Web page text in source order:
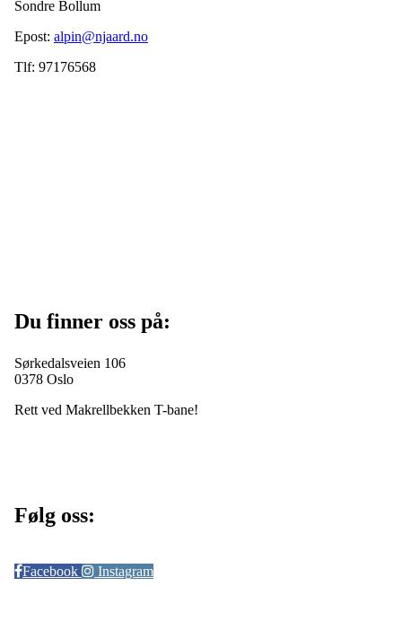
Sondre Bollum
Epost: alpin@njaard.no
Tlf: 97176568
Du finner oss på:
Sørkedalsveien 106
0378 Oslo
Rett ved Makrellbekken T-bane!
Følg oss:
Facebook Instagram